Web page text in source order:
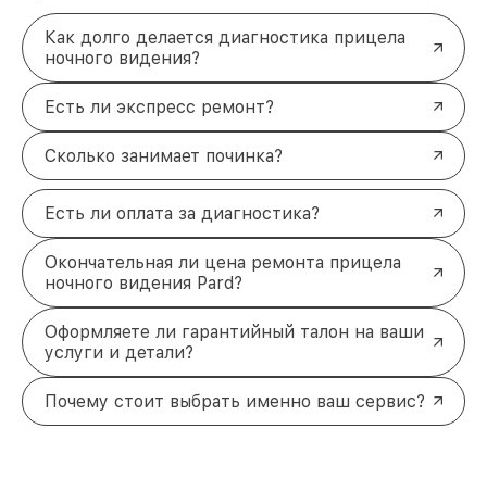
Как долго делается диагностика прицела
ночного видения?
Есть ли экспресс ремонт?
Сколько занимает починка?
Есть ли оплата за диагностика?
Окончательная ли цена ремонта прицела
ночного видения Pard?
Оформляете ли гарантийный талон на ваши
услуги и детали?
Почему стоит выбрать именно ваш сервис?